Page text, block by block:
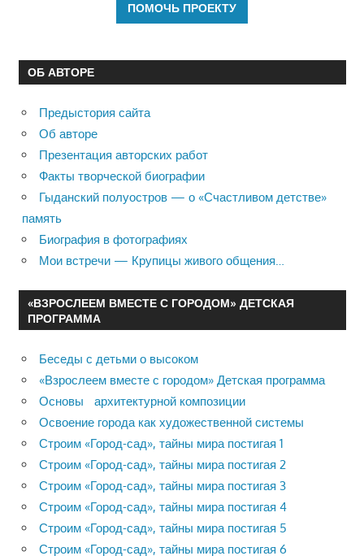
ОБ АВТОРЕ
Предыстория сайта
Об авторе
Презентация авторских работ
Факты творческой биографии
Гыданский полуостров — о «Счастливом детстве»
память
Биография в фотографиях
Мои встречи — Крупицы живого общения…
«ВЗРОСЛЕЕМ ВМЕСТЕ С ГОРОДОМ» ДЕТСКАЯ
ПРОГРАММА
Беседы с детьми о высоком
«Взрослеем вместе с городом» Детская программа
Основы архитектурной композиции
Освоение города как художественной системы
Строим «Город-сад», тайны мира постигая 1
Строим «Город-сад», тайны мира постигая 2
Строим «Город-сад», тайны мира постигая 3
Строим «Город-сад», тайны мира постигая 4
Строим «Город-сад», тайны мира постигая 5
Строим «Город-сад», тайны мира постигая 6